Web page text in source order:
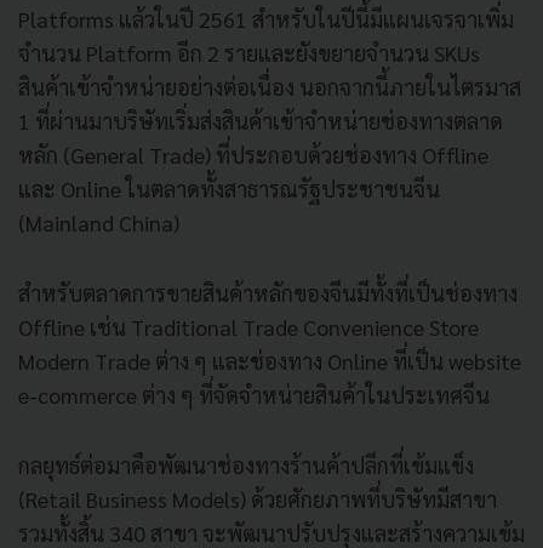
Platforms แล้วในปี 2561 สำหรับในปีนี้มีแผนเจรจาเพิ่ม
จำนวน Platform อีก 2 รายและยังขยายจำนวน SKUs
สินค้าเข้าจำหน่ายอย่างต่อเนื่อง นอกจากนี้ภายในไตรมาส
1 ที่ผ่านมาบริษัทเริ่มส่งสินค้าเข้าจำหน่ายช่องทางตลาด
หลัก (General Trade) ที่ประกอบด้วยช่องทาง Offline
และ Online ในตลาดทั้งสาธารณรัฐประชาชนจีน
(Mainland China)
สำหรับตลาดการขายสินค้าหลักของจีนมีทั้งที่เป็นช่องทาง
Offline เช่น Traditional Trade Convenience Store
Modern Trade ต่าง ๆ และช่องทาง Online ที่เป็น website
e-commerce ต่าง ๆ ที่จัดจำหน่ายสินค้าในประเทศจีน
กลยุทธ์ต่อมาคือพัฒนาช่องทางร้านค้าปลีกที่เข้มแข็ง
(Retail Business Models) ด้วยศักยภาพที่บริษัทมีสาขา
รวมทั้งสิ้น 340 สาขา จะพัฒนาปรับปรุงและสร้างความเข้ม